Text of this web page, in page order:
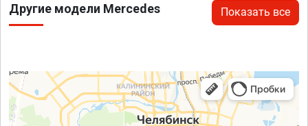
Другие модели Mercedes Показать все